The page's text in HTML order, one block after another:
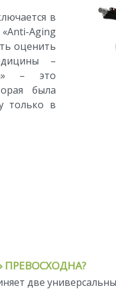
в
Aging
оценить
–
– это
была
только в
ПРЕВОСХОДНА?
две